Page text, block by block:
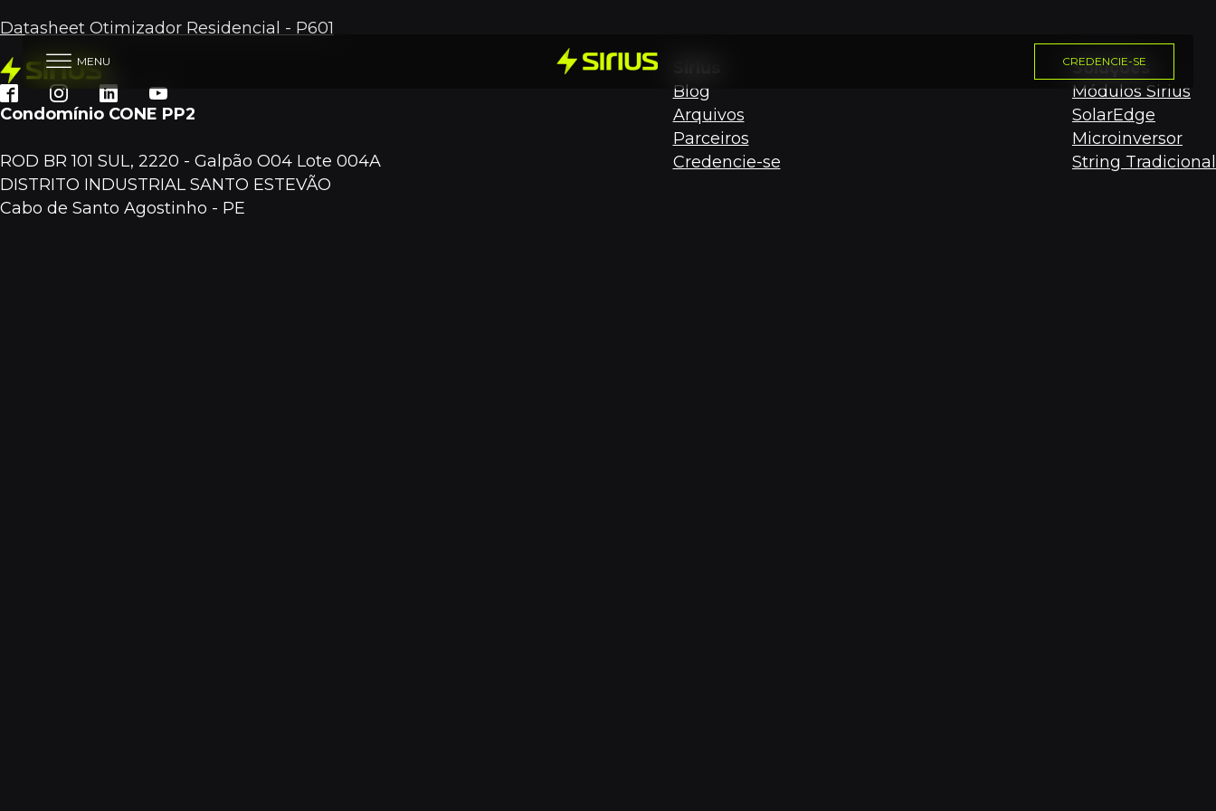
MENU CREDENCIE-SE
Datasheet Otimizador Residencial - P601
Condomínio CONE PP2
ROD BR 101 SUL, 2220 - Galpão O04 Lote 004A
DISTRITO INDUSTRIAL SANTO ESTEVÃO
Cabo de Santo Agostinho - PE
Blog
Arquivos
Parceiros
Credencie-se
Soluções
Módulos Sirius
SolarEdge
Microinversor
String Tradicional